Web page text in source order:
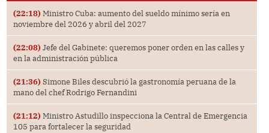
(22:18) Ministro Cuba: aumento del sueldo mínimo sería en
noviembre del 2026 y abril del 2027
(22:08) Jefe del Gabinete: queremos poner orden en las calles y
en la administración pública
(21:36) Simone Biles descubrió la gastronomía peruana de la
mano del chef Rodrigo Fernandini
(21:12) Ministro Astudillo inspecciona la Central de Emergencia
105 para fortalecer la seguridad